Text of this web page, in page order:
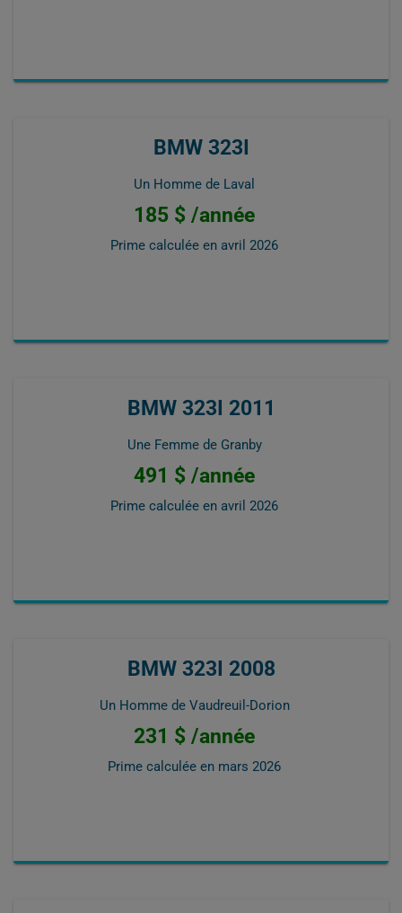
BMW 323I
Un Homme de Laval
185 $ /année
Prime calculée en avril 2026
BMW 323I 2011
Une Femme de Granby
491 $ /année
Prime calculée en avril 2026
BMW 323I 2008
Un Homme de Vaudreuil-Dorion
231 $ /année
Prime calculée en mars 2026